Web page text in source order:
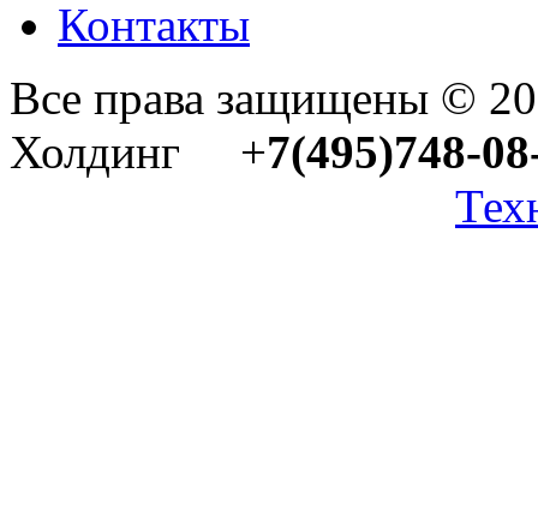
Контакты
Все права защищены ©
Холдинг +7(495)748-